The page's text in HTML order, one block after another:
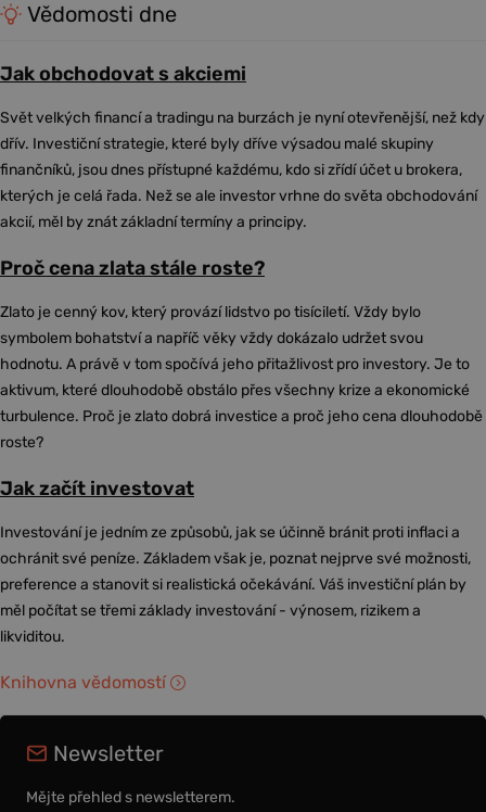
Vědomosti dne
Jak obchodovat s akciemi
Svět velkých financí a tradingu na burzách je nyní otevřenější, než kdy
dřív. Investiční strategie, které byly dříve výsadou malé skupiny
finančníků, jsou dnes přístupné každému, kdo si zřídí účet u brokera,
kterých je celá řada. Než se ale investor vrhne do světa obchodování
akcií, měl by znát základní termíny a principy.
Proč cena zlata stále roste?
Zlato je cenný kov, který provází lidstvo po tisíciletí. Vždy bylo
symbolem bohatství a napříč věky vždy dokázalo udržet svou
hodnotu. A právě v tom spočívá jeho přitažlivost pro investory. Je to
aktivum, které dlouhodobě obstálo přes všechny krize a ekonomické
turbulence. Proč je zlato dobrá investice a proč jeho cena dlouhodobě
roste?
Jak začít investovat
Investování je jedním ze způsobů, jak se účinně bránit proti inflaci a
ochránit své peníze. Základem však je, poznat nejprve své možnosti,
preference a stanovit si realistická očekávání. Váš investiční plán by
měl počítat se třemi základy investování - výnosem, rizikem a
likviditou.
Knihovna vědomostí
Newsletter
Mějte přehled s newsletterem.